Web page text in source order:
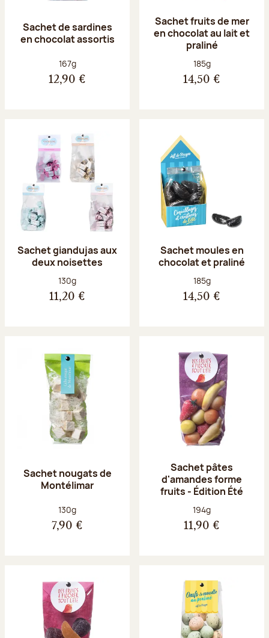
Sachet de sardines
en chocolat assortis
Poids net :
167g
12,90 €
Sachet fruits de mer
en chocolat au lait et
praliné
Poids net :
185g
14,50 €
Sachet giandujas aux
deux noisettes
Poids net :
130g
11,20 €
Sachet moules en
chocolat et praliné
Poids net :
185g
14,50 €
Sachet nougats de
Montélimar
Poids net :
130g
7,90 €
Sachet pâtes
d'amandes forme
fruits - Édition Été
Poids net :
194g
11,90 €